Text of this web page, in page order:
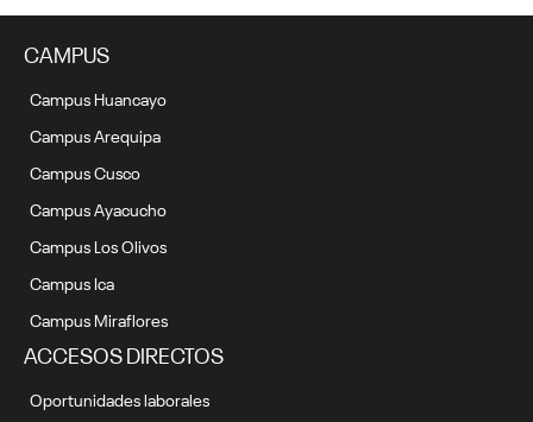
CAMPUS
Campus Huancayo
Campus Arequipa
Campus Cusco
Campus Ayacucho
Campus Los Olivos
Campus Ica
Campus Miraflores
ACCESOS DIRECTOS
Oportunidades laborales